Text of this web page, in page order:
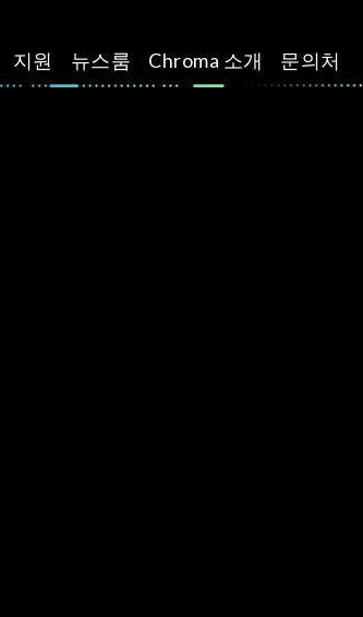
지원 뉴스룸 Chroma 소개 문의처